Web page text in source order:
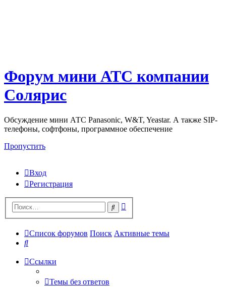
Форум мини АТС компании
Солярис
Обсуждение мини АТС Panasonic, W&T, Yeastar. А также SIP-
телефоны, софтфоны, программное обеспечение
Пропустить
Вход
Регистрация
Поиск
Список форумов Поиск Активные темы
Поиск
Ссылки
Темы без ответов